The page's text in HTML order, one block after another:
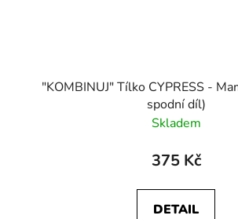
"KOMBINUJ" Tílko CYPRESS -
spodní díl)
Skladem
375 Kč
DETAIL